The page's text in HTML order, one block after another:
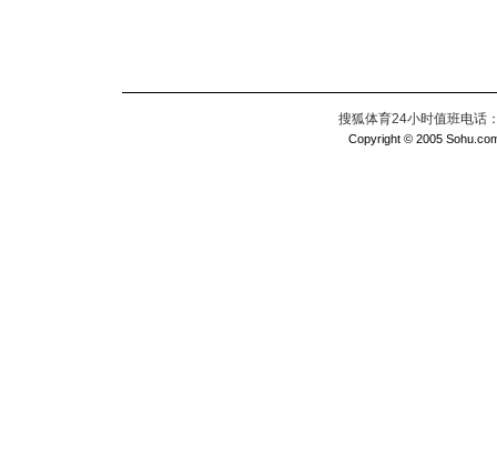
搜狐体育24小时值班电话
Copyright © 2005